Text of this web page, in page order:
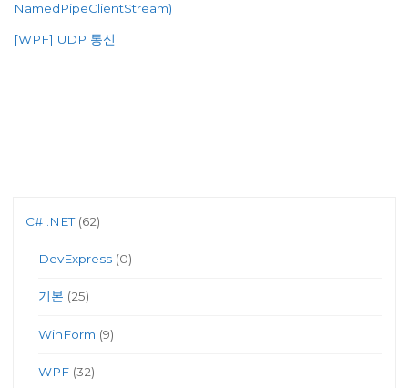
NamedPipeClientStream)
[WPF] UDP 통신
C# .NET(62)
DevExpress(0)
기본 (25)
WinForm (9)
WPF(32)